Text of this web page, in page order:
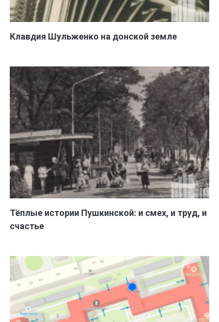
Клавдия Шульженко на донской земле
Тёплые истории Пушкинской: и смех, и труд, и
счастье